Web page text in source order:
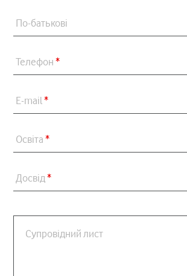
По-батькові
Телефон *
E-mail*
Освіта *
Досвід*
Супровідний лист